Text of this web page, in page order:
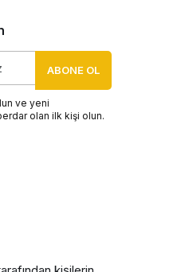
ABONE OL
ve yeni
olan ilk kişi olun.